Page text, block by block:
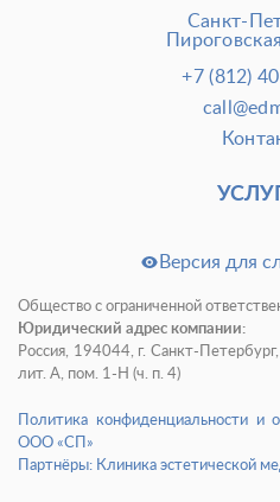
Новости и СМИ
Программа лояльности
Отзывы
Медицинский туризм
Санкт-
+7 (812)
Версия для
Общество с ограниченной
Юридический адрес компании:
Россия, 194044, г. Санкт-
лит. А, пом. 1-Н (ч. п. 4)
Политика конфиденциальности и
ООО «СП»
Партнёры: Клиника эстетической